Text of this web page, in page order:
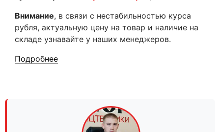
Внимание, в связи с нестабильностью курса
рубля, актуальную цену на товар и наличие на
складе узнавайте у наших менеджеров.
Подробнее